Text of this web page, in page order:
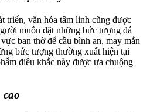
triển, văn hóa tâm linh cũng được
muốn đặt những bức tượng đá
ban thờ để cầu bình an, may mắn
bức tượng thường xuất hiện tại
điêu khắc này được ưa chuộng